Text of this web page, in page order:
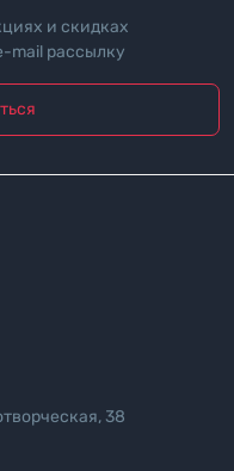
и скидках
mail рассылку
38